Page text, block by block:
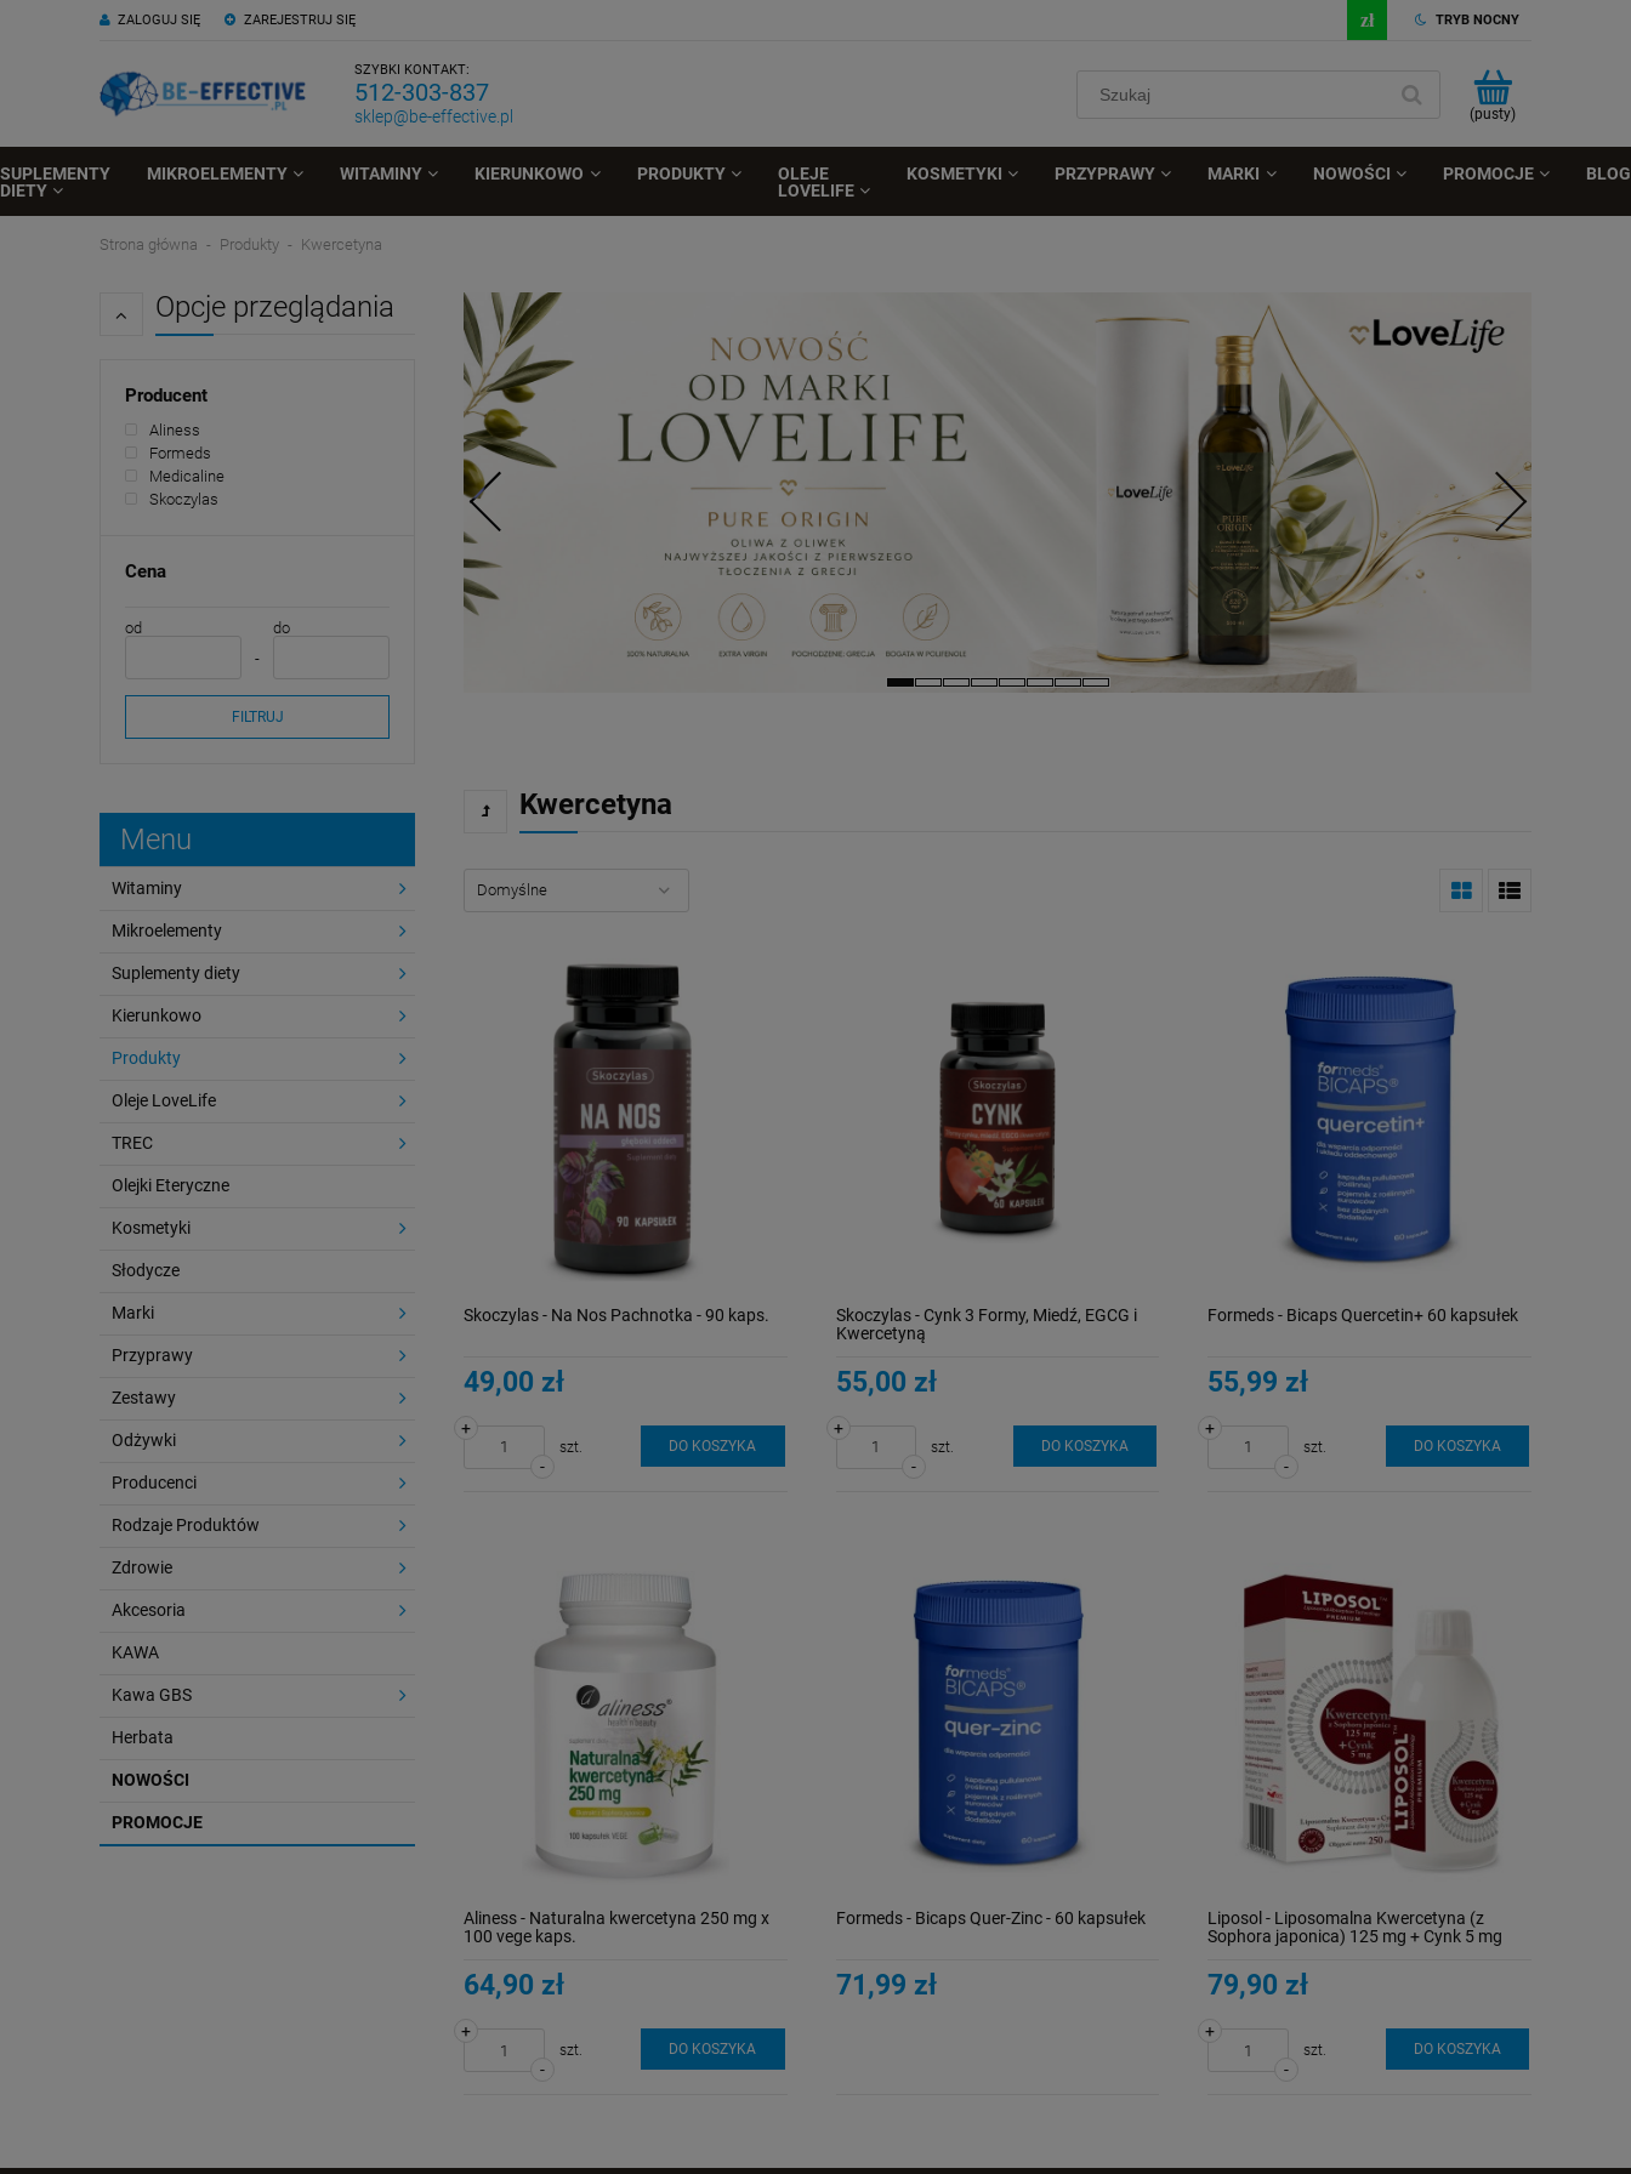
ZAREJESTRUJ SIĘ
ZALOGUJ SIĘ TRYB NOCNY
SZYBKI KONTAKT:
512-303-837
sklep@be-effective.pl (pusty)
SUPLEMENTY
DIETY
MIKROELEMENTY WITAMINY KIERUNKOWO PRODUKTY
OLEJE
LOVELIFE
KOSMETYKI PRZYPRAWY MARKI NOWOŚCI PROMOCJE BLOG
Strona główna Produkty Kwercetyna
Opcje przeglądania
Producent
Aliness
Formeds
Medicaline
Skoczylas
Cena
od do
FILTRUJ
Menu
Witaminy
Mikroelementy
Suplementy diety
Kierunkowo
Produkty
Oleje LoveLife
TREC
Olejki Eteryczne
Kosmetyki
Słodycze
Marki
Przyprawy
Zestawy
Odżywki
Producenci
Rodzaje Produktów
Zdrowie
Akcesoria
KAWA
Kawa GBS
Herbata
NOWOŚCI
PROMOCJE
Kwercetyna
Skoczylas - Na Nos Pachnotka - 90 kaps.
49,00 zł
-
+
szt. DO KOSZYKA
Skoczylas - Cynk 3 Formy, Miedź, EGCG i
Kwercetyną
55,00 zł
-
+
szt. DO KOSZYKA
Formeds - Bicaps Quercetin+ 60 kapsułek
55,99 zł
-
+
szt. DO KOSZYKA
Aliness - Naturalna kwercetyna 250 mg x
100 vege kaps.
64,90 zł
-
+
szt. DO KOSZYKA
Formeds - Bicaps Quer-Zinc - 60 kapsułek
71,99 zł
Liposol - Liposomalna Kwercetyna (z
Sophora japonica) 125 mg + Cynk 5 mg
79,90 zł
-
+
szt. DO KOSZYKA